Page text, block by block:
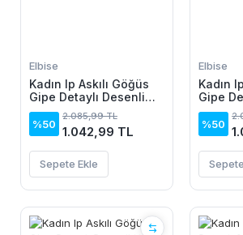
Elbise
Kadın Ip Askılı Göğüs
Gipe Detaylı Desenli
Uzun Süprem Elbise
%50
2.085,99 TL
1.042,99 TL
Sepete Ekle
Elbise
Kadın
Gipe
Uzun
%50